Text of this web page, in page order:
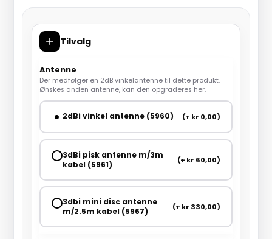
Tilvalg
Antenne
Der medfølger en 2dB vinkelantenne til dette produkt.
Ønskes anden antenne, kan den opgraderes her.
2dBi vinkel antenne (5960) (+ kr 0,00)
3dBi pisk antenne m/3m
kabel (5961)
(+ kr 60,00)
3dbi mini disc antenne
m/2.5m kabel (5967)
(+ kr 330,00)